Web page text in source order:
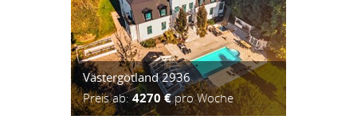
Västergötland 2936
Preis ab:4270 €pro Woche